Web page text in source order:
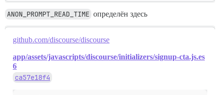
ANON_PROMPT_READ_TIME определён здесь
github.com/discourse/discourse
app/assets/javascripts/discourse/initializers/signup-cta.js.es
6
ca57e18f4